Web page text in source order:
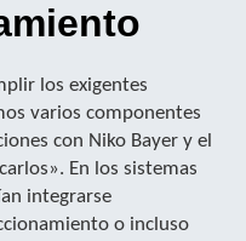
los exigentes
varios componentes
con Niko Bayer y el
En los sistemas
integrarse
o incluso